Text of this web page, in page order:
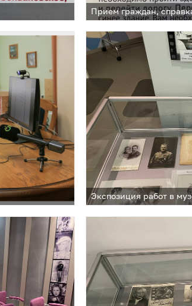
Прием граждан,
Экспозиция работ в